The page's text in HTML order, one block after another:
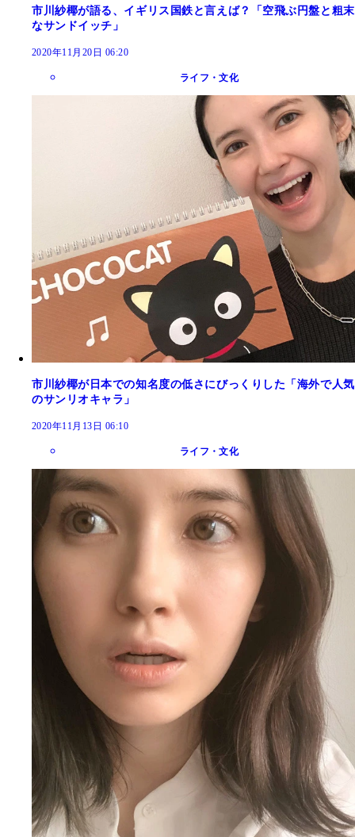
市川紗椰が語る、イギリス国鉄と言えば？「空飛ぶ円盤と粗末
なサンドイッチ」
2020年11月20日 06:20
ライフ・文化
市川紗椰が日本での知名度の低さにびっくりした「海外で人気
のサンリオキャラ」
2020年11月13日 06:10
ライフ・文化